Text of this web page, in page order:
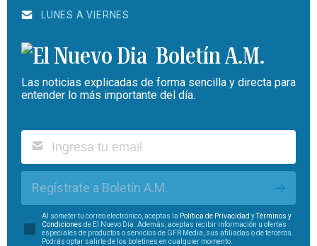
LUNES A VIERNES
Boletín A.M.
Las noticias explicadas de forma sencilla y directa para
entender lo más importante del día.
Regístrate a Boletín A.M.
Al someter tu correo electrónico, aceptas la Política de Privacidad yTérminos y
Condiciones de El Nuevo Día. Además, aceptas recibir información u ofertas
especiales de productos o servicios de GFR Media, sus afiliadas o de terceros.
Podrás optar salirte de los boletines en cualquier momento.